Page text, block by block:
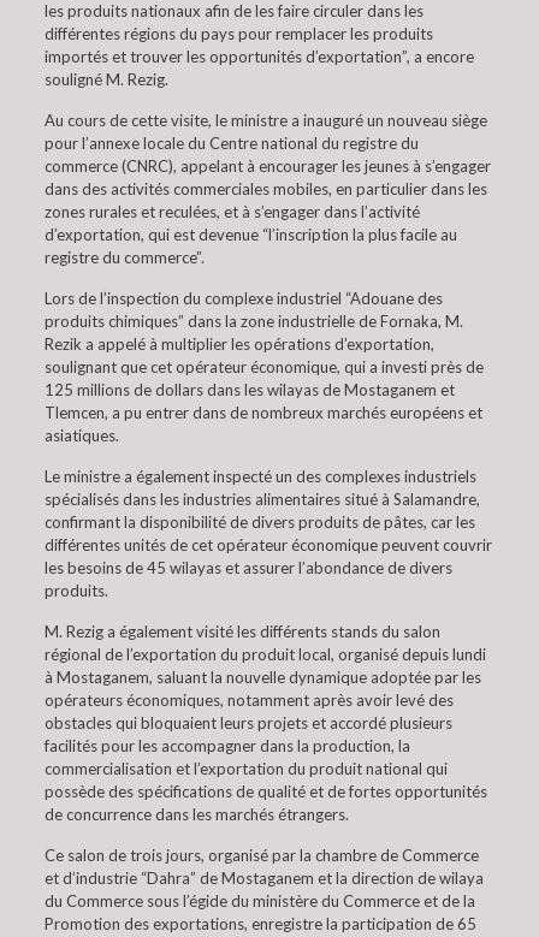
les produits nationaux afin de les faire circuler dans les
différentes régions du pays pour remplacer les produits
importés et trouver les opportunités d’exportation”, a encore
souligné M. Rezig.
Au cours de cette visite, le ministre a inauguré un nouveau siège
pour l’annexe locale du Centre national du registre du
commerce (CNRC), appelant à encourager les jeunes à s’engager
dans des activités commerciales mobiles, en particulier dans les
zones rurales et reculées, et à s’engager dans l’activité
d’exportation, qui est devenue “l’inscription la plus facile au
registre du commerce”.
Lors de l’inspection du complexe industriel “Adouane des
produits chimiques” dans la zone industrielle de Fornaka, M.
Rezik a appelé à multiplier les opérations d’exportation,
soulignant que cet opérateur économique, qui a investi près de
125 millions de dollars dans les wilayas de Mostaganem et
Tlemcen, a pu entrer dans de nombreux marchés européens et
asiatiques.
Le ministre a également inspecté un des complexes industriels
spécialisés dans les industries alimentaires situé à Salamandre,
confirmant la disponibilité de divers produits de pâtes, car les
différentes unités de cet opérateur économique peuvent couvrir
les besoins de 45 wilayas et assurer l’abondance de divers
produits.
M. Rezig a également visité les différents stands du salon
régional de l’exportation du produit local, organisé depuis lundi
à Mostaganem, saluant la nouvelle dynamique adoptée par les
opérateurs économiques, notamment après avoir levé des
obstacles qui bloquaient leurs projets et accordé plusieurs
facilités pour les accompagner dans la production, la
commercialisation et l’exportation du produit national qui
possède des spécifications de qualité et de fortes opportunités
de concurrence dans les marchés étrangers.
Ce salon de trois jours, organisé par la chambre de Commerce
et d’industrie “Dahra” de Mostaganem et la direction de wilaya
du Commerce sous l’égide du ministère du Commerce et de la
Promotion des exportations, enregistre la participation de 65